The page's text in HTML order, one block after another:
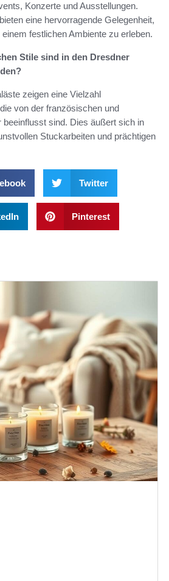
Konzerte und Ausstellungen.
eine hervorragende Gelegenheit,
festlichen Ambiente zu erleben.
Stile sind in den Dresdner
zeigen eine Vielzahl
von der französischen und
beeinflusst sind. Dies äußert sich in
Stuckarbeiten und prächtigen
Twitter
Pinterest